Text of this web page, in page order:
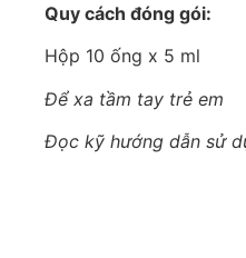
Quy cách đóng gói:
Hộp 10 ống x 5 ml
Để xa tầm tay trẻ em
Đọc kỹ hướng dẫn sử